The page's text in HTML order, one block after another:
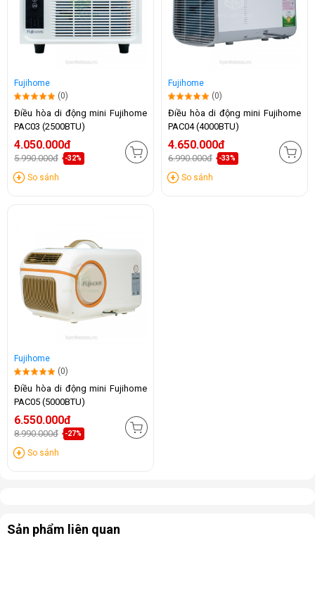
Fujihome
(0)
Điều hòa di động mini Fujihome
PAC03 (2500BTU)
4.050.000đ
5.990.000đ -32%
So sánh
Fujihome
(0)
Điều hòa di động mini Fujihome
PAC04 (4000BTU)
4.650.000đ
6.990.000đ -33%
So sánh
Fujihome
(0)
Điều hòa di động mini Fujihome
PAC05 (5000BTU)
6.550.000đ
8.990.000đ -27%
So sánh
Sản phẩm liên quan